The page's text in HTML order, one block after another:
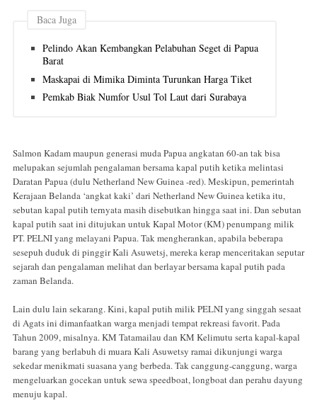
Baca Juga
Pelindo Akan Kembangkan Pelabuhan Seget di Papua
Barat
Maskapai di Mimika Diminta Turunkan Harga Tiket
Pemkab Biak Numfor Usul Tol Laut dari Surabaya
Salmon Kadam maupun generasi muda Papua angkatan 60-an tak bisa
melupakan sejumlah pengalaman bersama kapal putih ketika melintasi
Daratan Papua (dulu Netherland New Guinea -red). Meskipun, pemerintah
Kerajaan Belanda ‘angkat kaki’ dari Netherland New Guinea ketika itu,
sebutan kapal putih ternyata masih disebutkan hingga saat ini. Dan sebutan
kapal putih saat ini ditujukan untuk Kapal Motor (KM) penumpang milik
PT. PELNI yang melayani Papua. Tak mengherankan, apabila beberapa
sesepuh duduk di pinggir Kali Asuwetsj, mereka kerap menceritakan seputar
sejarah dan pengalaman melihat dan berlayar bersama kapal putih pada
zaman Belanda.
Lain dulu lain sekarang. Kini, kapal putih milik PELNI yang singgah sesaat
di Agats ini dimanfaatkan warga menjadi tempat rekreasi favorit. Pada
Tahun 2009, misalnya. KM Tatamailau dan KM Kelimutu serta kapal-kapal
barang yang berlabuh di muara Kali Asuwetsy ramai dikunjungi warga
sekedar menikmati suasana yang berbeda. Tak canggung-canggung, warga
mengeluarkan gocekan untuk sewa speedboat, longboat dan perahu dayung
menuju kapal.